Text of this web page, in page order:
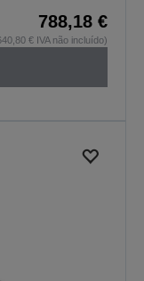
788,18 €
€ IVA não incluído)